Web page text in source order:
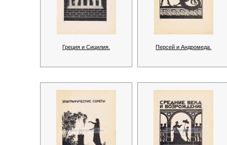
Греция и Сицилия. Персей и Андромеда.